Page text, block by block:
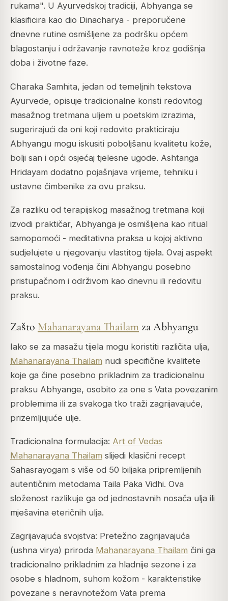
rukama". U Ayurvedskoj tradiciji, Abhyanga se
klasificira kao dio Dinacharya - preporučene
dnevne rutine osmišljene za podršku općem
blagostanju i održavanje ravnoteže kroz godišnja
doba i životne faze.
Charaka Samhita, jedan od temeljnih tekstova
Ayurvede, opisuje tradicionalne koristi redovitog
masažnog tretmana uljem u poetskim izrazima,
sugerirajući da oni koji redovito prakticiraju
Abhyangu mogu iskusiti poboljšanu kvalitetu kože,
bolji san i opći osjećaj tjelesne ugode. Ashtanga
Hridayam dodatno pojašnjava vrijeme, tehniku i
ustavne čimbenike za ovu praksu.
Za razliku od terapijskog masažnog tretmana koji
izvodi praktičar, Abhyanga je osmišljena kao ritual
samopomoći - meditativna praksa u kojoj aktivno
sudjelujete u njegovanju vlastitog tijela. Ovaj aspekt
samostalnog vođenja čini Abhyangu posebno
pristupačnom i održivom kao dnevnu ili redovitu
praksu.
Zašto Mahanarayana Thailam za Abhyangu
Iako se za masažu tijela mogu koristiti različita ulja,
Mahanarayana Thailam nudi specifične kvalitete
koje ga čine posebno prikladnim za tradicionalnu
praksu Abhyange, osobito za one s Vata povezanim
problemima ili za svakoga tko traži zagrijavajuće,
prizemljujuće ulje.
Tradicionalna formulacija: Art of Vedas
Mahanarayana Thailam slijedi klasični recept
Sahasrayogam s više od 50 biljaka pripremljenih
autentičnim metodama Taila Paka Vidhi. Ova
složenost razlikuje ga od jednostavnih nosača ulja ili
mješavina eteričnih ulja.
Zagrijavajuća svojstva: Pretežno zagrijavajuća
(ushna virya) priroda Mahanarayana Thailam čini ga
tradicionalno prikladnim za hladnije sezone i za
osobe s hladnom, suhom kožom - karakteristike
povezane s neravnotežom Vata prema